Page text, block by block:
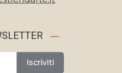
Iscriviti